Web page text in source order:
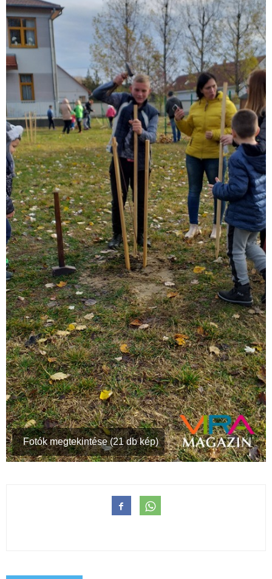
Fotók megtekintése (21 db kép)